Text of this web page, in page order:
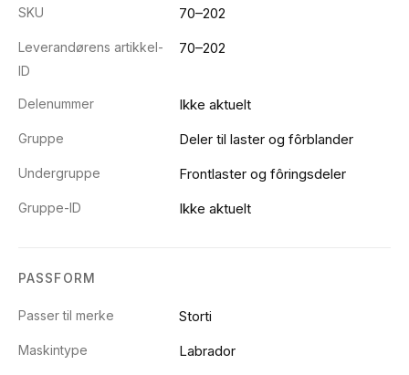
SKU 70–202
Leverandørens artikkel-
ID
70–202
Delenummer Ikke aktuelt
Gruppe Deler til laster og fôrblander
Undergruppe Frontlaster og fôringsdeler
Gruppe-ID Ikke aktuelt
PASSFORM
Passer til merke Storti
Maskintype Labrador